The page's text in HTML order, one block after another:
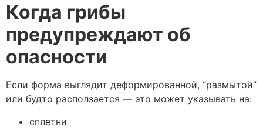
Когда грибы
предупреждают об
опасности
Если форма выглядит деформированной, “размытой”
или будто расползается — это может указывать на:
сплетни